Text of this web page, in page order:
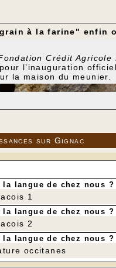
à la farine" enfin
Crédit Agricole
l’inauguration
la maison du meunier.
sur Gignac
la langue de chez nous ?
1
la langue de chez nous ?
2
la langue de chez nous ?
occitanes